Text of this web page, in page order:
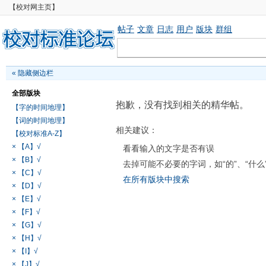
【校对网主页】
帖子 文章 日志 用户 版块 群组
« 隐藏侧边栏
全部版块
【字的时间地理】
【词的时间地理】
【校对标准A-Z】
× 【A】√
× 【B】√
× 【C】√
× 【D】√
× 【E】√
× 【F】√
× 【G】√
× 【H】√
× 【I】√
× 【J】√
抱歉，没有找到相关的精华帖。
相关建议：
看看输入的文字是否有误
去掉可能不必要的字词，如“的”、“什么
在所有版块中搜索